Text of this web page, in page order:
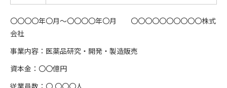
〇〇〇〇年〇月～〇〇〇〇年〇月 〇〇〇〇〇〇〇〇〇〇株式
会社
事業内容：医薬品研究・開発・製造販売
資本金：〇〇億円
従業員数：〇,〇〇〇人